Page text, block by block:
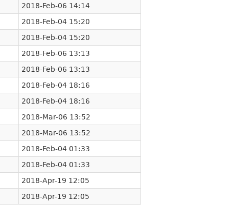
2018-Feb-06 14:14
2018-Feb-04 15:20
2018-Feb-04 15:20
2018-Feb-06 13:13
2018-Feb-06 13:13
2018-Feb-04 18:16
2018-Feb-04 18:16
2018-Mar-06 13:52
2018-Mar-06 13:52
2018-Feb-04 01:33
2018-Feb-04 01:33
2018-Apr-19 12:05
2018-Apr-19 12:05